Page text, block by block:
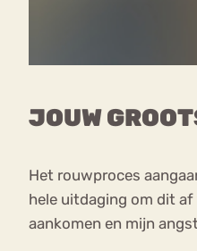
JOUW
Het rouwproces
hele uitdaging om dit
aankomen en mijn